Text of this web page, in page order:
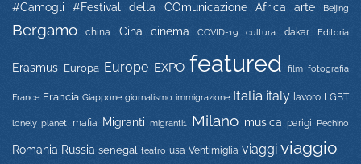
#Camogli #Festival della COmunicazione Africa arte Beijing
Bergamo china Cina cinema COVID-19 cultura dakar Editoria
Erasmus Europa Europe EXPO featured film fotografia
France Francia Giappone giornalismo immigrazione Italia italy lavoro LGBT
lonely planet mafia Migranti migranti1 Milano musica parigi Pechino
Romania Russia senegal teatro usa Ventimiglia viaggi viaggio